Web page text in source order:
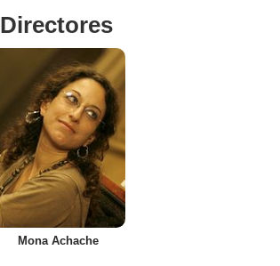
Directores
Mona Achache